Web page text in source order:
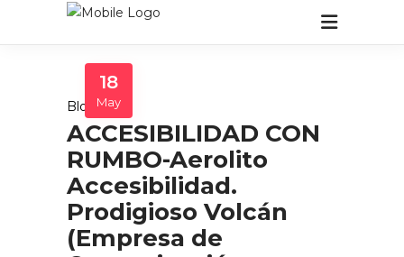
18
May
Blog
ACCESIBILIDAD CON
RUMBO-Aerolito
Accesibilidad.
Prodigioso Volcán
(Empresa de